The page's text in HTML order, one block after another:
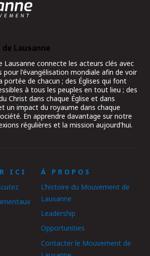
Lausanne
Lausanne connecte les acteurs clés avec
pour l'évangélisation mondiale afin de voir
portée de chacun ; des Églises qui font
à tous les peuples en tout lieu ; des
Christ dans chaque Église et dans
un impact du royaume dans chaque
En apprendre davantage sur notre
régulières et la mission aujourd'hui.
ICI
À PROPOS
L’histoire du Mouvement de
Lausanne
Leadership
Opportunities
Contacter le Mouvement de